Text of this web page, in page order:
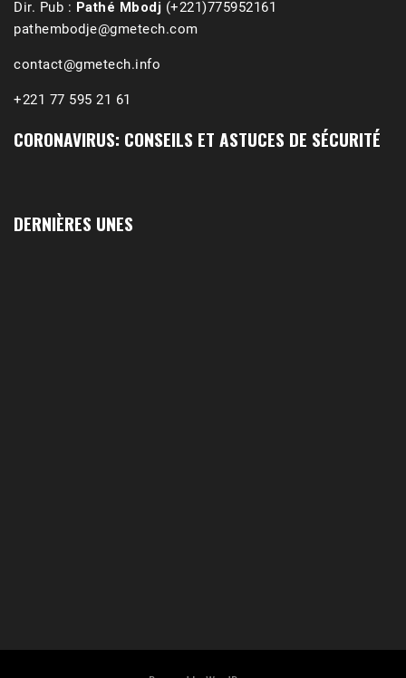
1988-1989 :  La polémique de Guidimakha
Dir. Pub : Pathé Mbodj (+221)775952161
pathembodje@gmetech.com
contact@gmetech.info
+221 77 595 21 61
CORONAVIRUS: CONSEILS ET ASTUCES DE SÉCURITÉ
DERNIÈRES UNES